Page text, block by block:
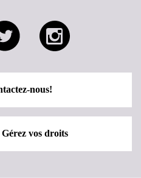
nous!
Gérez vos droits